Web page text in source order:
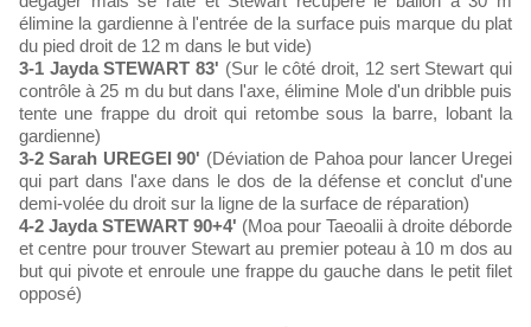
élimine la gardienne à l'entrée de la surface puis marque du plat
du pied droit de 12 m dans le but vide)
3-1 Jayda STEWART 83' (Sur le côté droit, 12 sert Stewart qui
contrôle à 25 m du but dans l'axe, élimine Mole d'un dribble puis
tente une frappe du droit qui retombe sous la barre, lobant la
gardienne)
3-2 Sarah UREGEI 90' (Déviation de Pahoa pour lancer Uregei
qui part dans l'axe dans le dos de la défense et conclut d'une
demi-volée du droit sur la ligne de la surface de réparation)
4-2 Jayda STEWART 90+4' (Moa pour Taeoalii à droite déborde
et centre pour trouver Stewart au premier poteau à 10 m dos au
but qui pivote et enroule une frappe du gauche dans le petit filet
opposé)